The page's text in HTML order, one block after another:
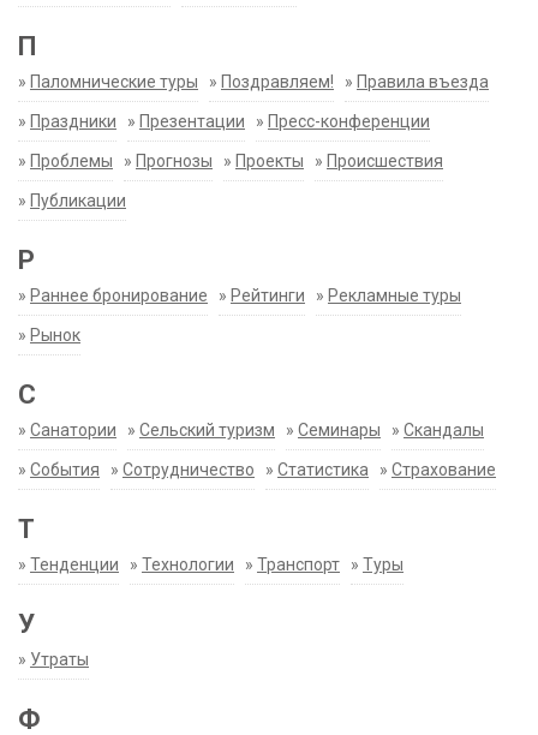
П
» Паломнические туры » Поздравляем! » Правила въезда
» Праздники » Презентации » Пресс-конференции
» Проблемы » Прогнозы » Проекты » Происшествия
» Публикации
Р
» Раннее бронирование » Рейтинги » Рекламные туры
» Рынок
С
» Санатории » Сельский туризм » Семинары » Скандалы
» События » Сотрудничество » Статистика » Страхование
Т
» Тенденции » Технологии » Транспорт » Туры
У
» Утраты
Ф